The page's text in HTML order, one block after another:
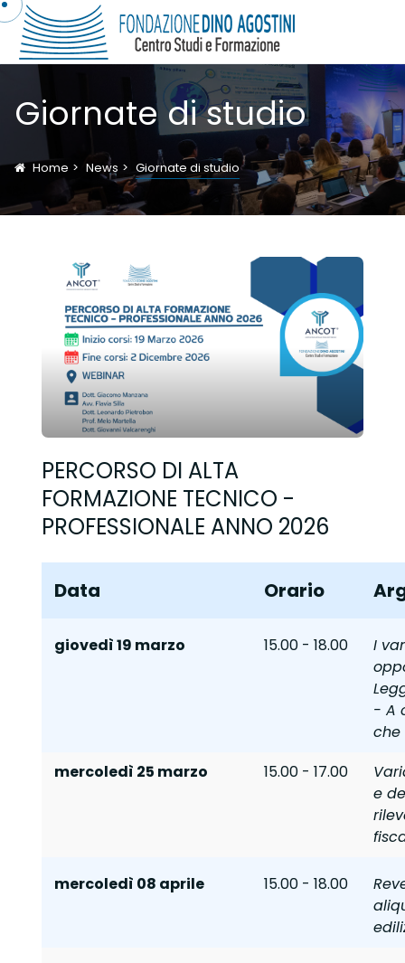
Giornate di studio
Home News Giornate di studio
PERCORSO DI ALTA
FORMAZIONE TECNICO -
PROFESSIONALE ANNO 2026
Data Orario
giovedì 19 marzo 15.00 - 18.00
I
- A
che
mercoledì 25 marzo
15.00 - 17.00
e
mercoledì 08 aprile 15.00 - 18.00